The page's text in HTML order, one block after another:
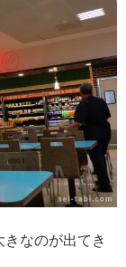
なのが出てき